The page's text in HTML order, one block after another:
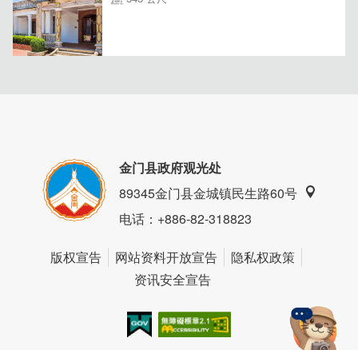
金门县政府观光处
89345金门县金城镇民生路60号
电话：+886-82-318823
版权宣告 网站资料开放宣告
隐私权政策
资讯安全宣告